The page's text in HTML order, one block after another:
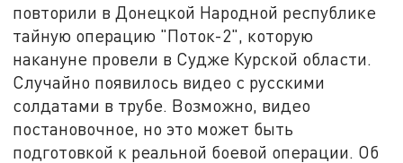
повторили в Донецкой Народной республике
тайную операцию "Поток-2", которую
накануне провели в Судже Курской области.
Случайно появилось видео с русскими
солдатами в трубе. Возможно, видео
постановочное, но это может быть
подготовкой к реальной боевой операции. Об